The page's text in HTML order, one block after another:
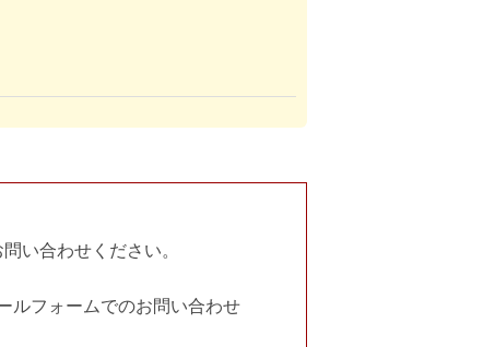
い合わせください。
ルフォームでのお問い合わせ